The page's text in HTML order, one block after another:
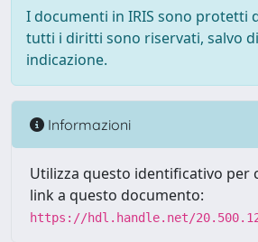
I documenti in IRIS sono protetti
tutti i diritti sono riservati, salvo
indicazione.
Informazioni
Utilizza questo identificativo per
link a questo documento:
https://hdl.handle.net/